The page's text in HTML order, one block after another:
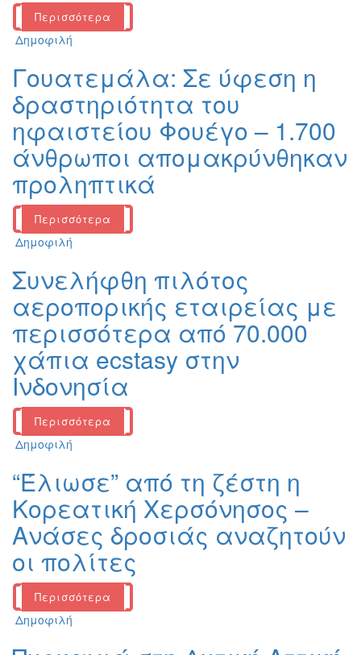
Περισσότερα
Δημοφιλή
Γουατεμάλα: Σε ύφεση η
δραστηριότητα του
ηφαιστείου Φουέγο – 1.700
άνθρωποι απομακρύνθηκαν
προληπτικά
Περισσότερα
Δημοφιλή
Συνελήφθη πιλότος
αεροπορικής εταιρείας με
περισσότερα από 70.000
χάπια ecstasy στην
Ινδονησία
Περισσότερα
Δημοφιλή
“Έλιωσε” από τη ζέστη η
Κορεατική Χερσόνησος –
Ανάσες δροσιάς αναζητούν
οι πολίτες
Περισσότερα
Δημοφιλή